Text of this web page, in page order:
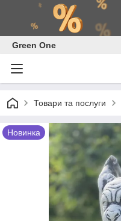
Green One
Товари та послуги
Новинка